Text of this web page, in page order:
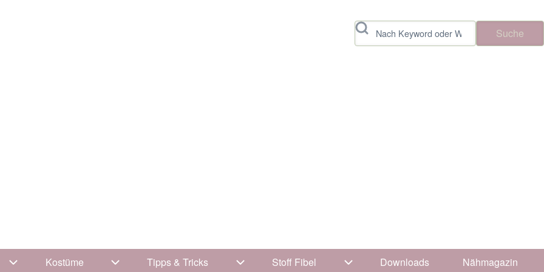
Suche
Unternavigation von Kleidung
Kostüme Unternavigation von Kostüme
Tipps & Tricks Unternavigation von Tipps & Tricks
Stoff Fibel Unternavigation von Stoff Fibel
Downloads Nähmagazin